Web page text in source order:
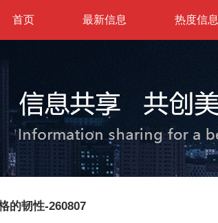
首页 最新信息 热度信息
的韧性-260807